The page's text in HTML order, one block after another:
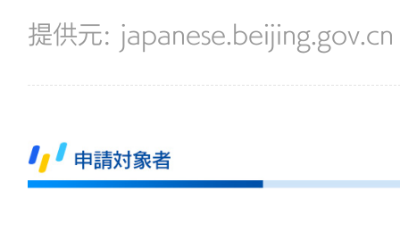
japanese.beijing.gov.cn